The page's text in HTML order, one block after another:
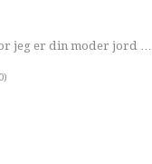
jeg er din moder jord …